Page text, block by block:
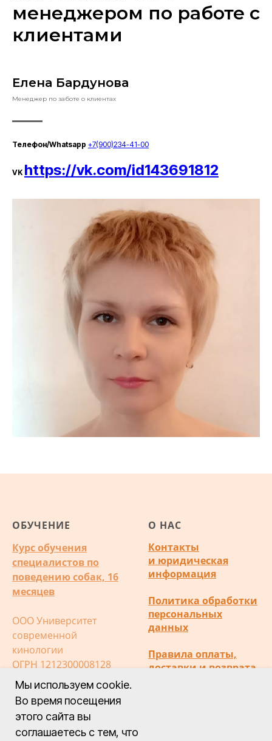
менеджером по работе с
клиентами
Елена Бардунова
Менеджер по заботе о клиентах
Телефон/Whatsapp +7(900)234-41-00
VK https://vk.com/id143691812
Мы используем cookie.
Во время посещения
этого сайта вы
соглашаетесь с тем, что
ОБУЧЕНИЕ
Курс обучения
специалистов по
поведению собак, 16
месяцев
ООО Университет
современной
кинологии
ОГРН 1212300008128
ИНН 2372028472
О НАС
Контакты
и юридическая
информация
Политика обработки
персональных
данных
Правила оплаты,
доставки и возврата